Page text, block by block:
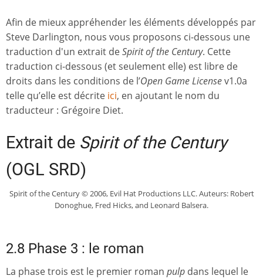
Afin de mieux appréhender les éléments développés par
Steve Darlington, nous vous proposons ci-dessous une
traduction d'un extrait deSpirit of the Century. Cette
traduction ci-dessous (et seulement elle) est libre de
droits dans les conditions de l’Open Game Licensev1.0a
telle qu’elle est décrite ici, en ajoutant le nom du
traducteur : Grégoire Diet.
Extrait de Spirit of the Century
(OGL SRD)
Spirit of the Century © 2006, Evil Hat Productions LLC. Auteurs: Robert
Donoghue, Fred Hicks, and Leonard Balsera.
2.8 Phase 3 : le roman
La phase trois est le premier roman pulp dans lequel le